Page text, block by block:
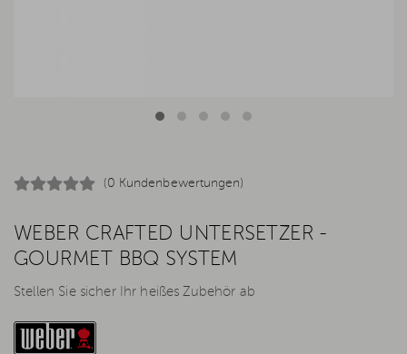
(0 Kundenbewertungen)
WEBER CRAFTED UNTERSETZER -
GOURMET BBQ SYSTEM
Stellen Sie sicher Ihr heißes Zubehör ab